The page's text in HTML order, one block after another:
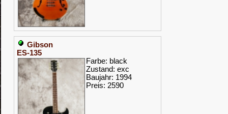
Gibson
ES-135
Farbe: black
Zustand: exc
Baujahr: 1994
Preis: 2590